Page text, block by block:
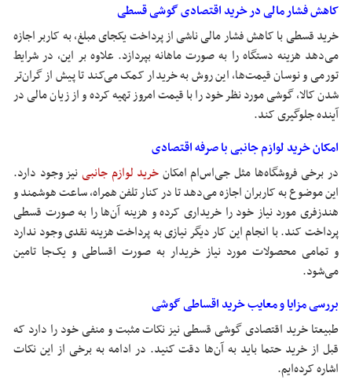
کاهش فشار مالی در خرید اقتصادی گوشی قسطی
خرید قسطی با کاهش فشار مالی ناشی از پرداخت یکجای مبلغ، به کاربر اجازه
می‌دهد هزینه دستگاه را به صورت ماهانه بپردازد. علاوه بر این، در شرایط
تورمی و نوسان قیمت‌ها، این روش به خریدار کمک می‌کند تا پیش از گران‌تر
شدن کالا، گوشی مورد نظر خود را با قیمت امروز تهیه کرده و از زیان مالی در
آینده جلوگیری کند.
امکان خرید لوازم جانبی با صرفه اقتصادی
در برخی فروشگاه‌ها مثل جی‌اس‌ام امکانخرید لوازم جانبینیز وجود دارد.
این موضوع به کاربران اجازه می‌دهد تا در کنار تلفن همراه، ساعت هوشمند و
هندزفری مورد نیاز خود را خریداری کرده و هزینه آن‌ها را به صورت قسطی
پرداخت کند. با انجام این کار دیگر نیازی به پرداخت هزینه نقدی وجود ندارد
و تمامی محصولات مورد نیاز خریدار به صورت اقساطی و یک‌جا تامین
می‌شود.
بررسی مزایا و معایب خرید اقساطی گوشی
طبیعتا خرید اقتصادی گوشی قسطی نیز نکات مثبت و منفی خود را دارد که
قبل از خرید حتما باید به آن‌ها دقت کنید. در ادامه به برخی از این نکات
اشاره کرده‌ایم.